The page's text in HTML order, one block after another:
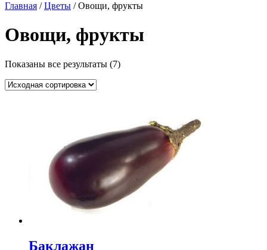
Главная /Цветы / Овощи, фрукты
Овощи, фрукты
Показаны все результаты (7)
Баклажан